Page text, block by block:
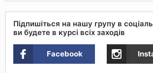
Підпишіться на нашу групу в
ви будете в курсі всіх заходів
Facebook